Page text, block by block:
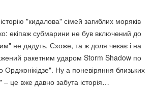
"кидалова" сімей загиблих моряків
екіпаж субмарини не був включений до
не дадуть. Схоже, та ж доля чекає і на
ракетним ударом Storm Shadow по
Ну а поневіряння близьких
– це вже давно забута історія…